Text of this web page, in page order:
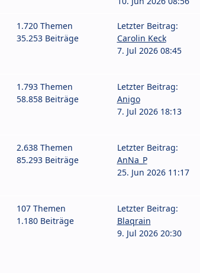
1.720 Themen
35.253 Beiträge
Letzter Beitrag:
Carolin Keck
7. Jul 2026 08:45
1.793 Themen
58.858 Beiträge
Letzter Beitrag:
Anigo
7. Jul 2026 18:13
2.638 Themen
85.293 Beiträge
Letzter Beitrag:
AnNa_P
25. Jun 2026 11:17
107 Themen
1.180 Beiträge
Letzter Beitrag:
Blaqrain
9. Jul 2026 20:30